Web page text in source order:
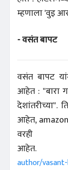
म्हणाला 'वुइ
- वसंत बापट
वसंत बापट
आहेत : "बारा
देशांतरीच्या".
आहेत,
वरही
author/